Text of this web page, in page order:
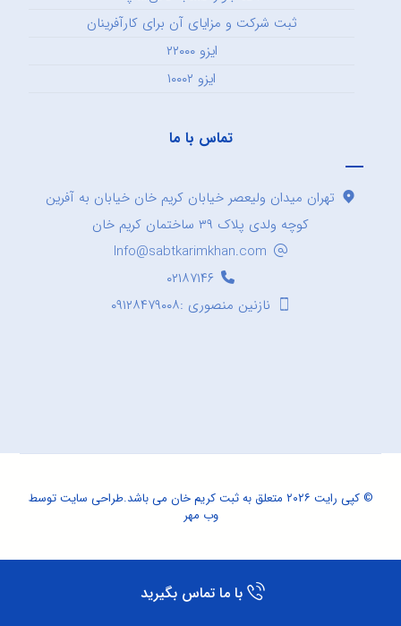
ثبت شرکت و مزایای آن برای کارآفرینان
ایزو ۲۲۰۰۰
ایزو ۱۰۰۰۲
تماس با ما
تهران میدان ولیعصر خیابان کریم خان خیابان به آفرین
کوچه ولدی پلاک ۳۹ ساختمان کریم خان
Info@sabtkarimkhan.com
۰۲۱۸۷۱۴۶
نازنین منصوری :۰۹۱۲۸۴۷۹۰۰۸
© کپی رایت ۲۰۲۶ متعلق به ثبت کریم خان می باشد. طراحی سایتتوسط
وب مهر
با ما تماس بگیرید